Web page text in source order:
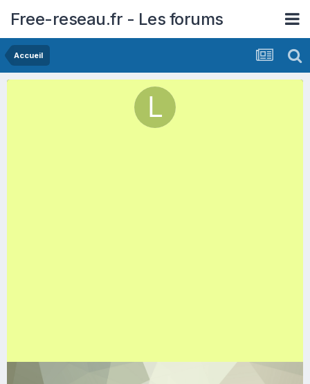
Free-reseau.fr - Les forums
Accueil